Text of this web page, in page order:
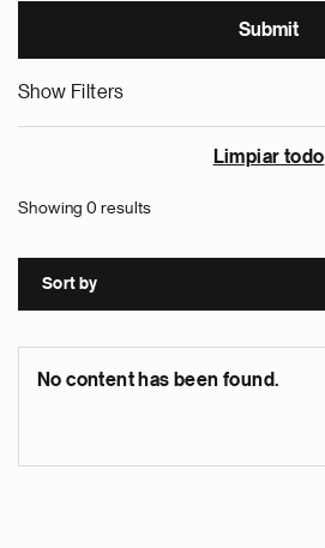
Show Filters
Limpiar todo
Showing 0 results
Sort by
No content has been found.